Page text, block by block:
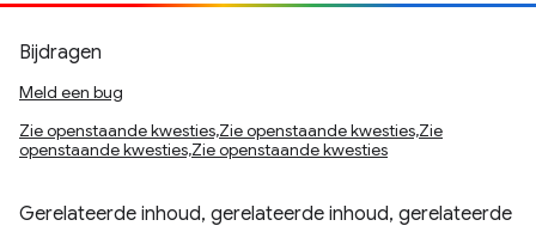
Bijdragen
Meld een bug
Zie openstaande kwesties,Zie openstaande kwesties,Zie
openstaande kwesties,Zie openstaande kwesties
Gerelateerde inhoud, gerelateerde inhoud, gerelateerde